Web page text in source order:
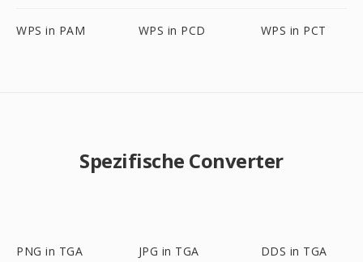
WPS in PAM WPS in PCD WPS in PCT
Spezifische Converter
PNG in TGA JPG in TGA DDS in TGA